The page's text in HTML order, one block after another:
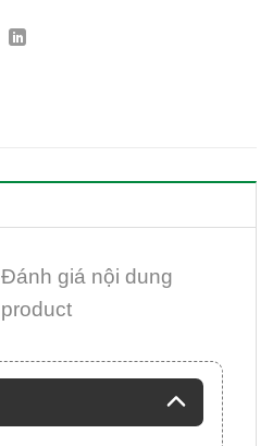
Đánh giá nội dung
product